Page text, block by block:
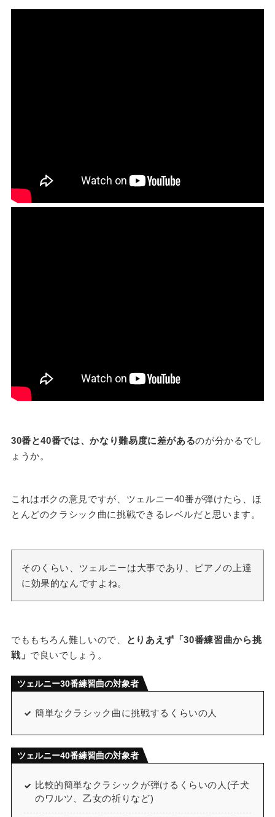
30番と40番では、かなり難易度に差があるのが分かるでし
ょうか。
これはボクの意見ですが、ツェルニー40番が弾けたら、ほ
とんどのクラシック曲に挑戦できるレベルだと思います。
そのくらい、ツェルニーは大事であり、ピアノの上達
に効果的なんですよね。
でももちろん難しいので、
とりあえず「30番練習曲から挑
戦」 で良いでしょう。
ツェルニー30番練習曲の対象者
簡単なクラシック曲に挑戦するくらいの人
ツェルニー40番練習曲の対象者
比較的簡単なクラシックが弾けるくらいの人(子犬
のワルツ、乙女の祈りなど)